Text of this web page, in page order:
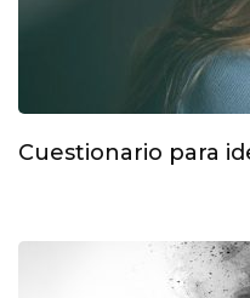
Cuestionario para